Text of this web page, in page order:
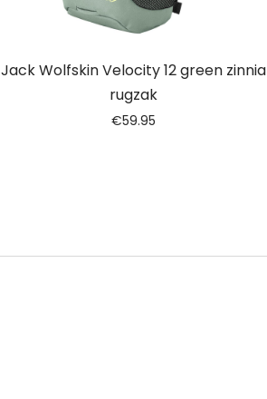
Jack Wolfskin Velocity 12 green zinnia
rugzak
€59.95